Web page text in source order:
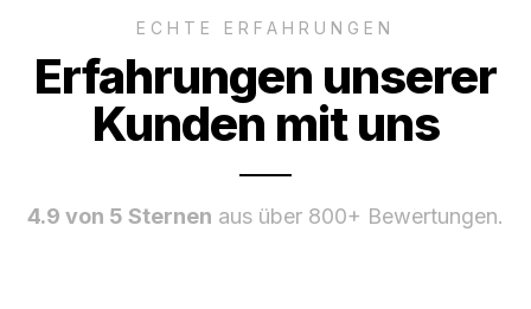
ECHTE ERFAHRUNGEN
Erfahrungen unserer
Kunden mit uns
4.9 von 5 Sternen aus über 800+ Bewertungen.